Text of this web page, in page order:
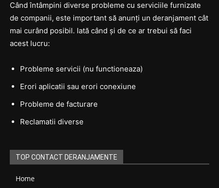
Când întâmpini diverse probleme cu serviciile furnizate
de companii, este important să anunți un deranjament cât
mai curând posibil. Iată când și de ce ar trebui să faci
acest lucru:
Probleme servicii (nu functioneaza)
Erori aplicatii sau erori conexiune
Probleme de facturare
Reclamatii diverse
TOP CONTACT DERANJAMENTE
Home